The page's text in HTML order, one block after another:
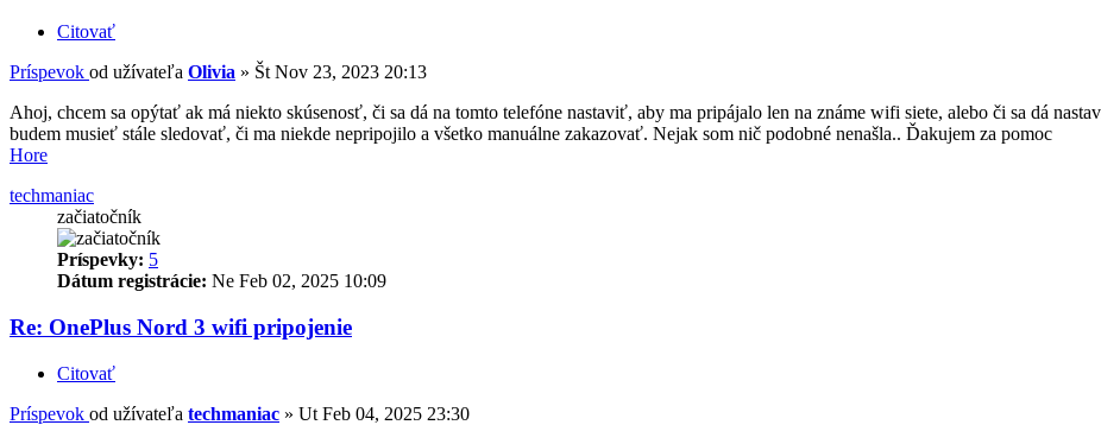
Citovať
Príspevok od užívateľa Olivia » Št Nov 23, 2023 20:13
Ahoj, chcem sa opýtať ak má niekto skúsenosť, či sa dá na tomto telefóne nastaviť, aby ma pripájalo len na známe wifi siete, alebo či sa dá
budem musieť stále sledovať, či ma niekde nepripojilo a všetko manuálne zakazovať. Nejak som nič podobné nenašla.. Ďakujem za pomoc
Hore
techmaniac
začiatočník
Príspevky: 5
Dátum registrácie: Ne Feb 02, 2025 10:09
Re: OnePlus Nord 3 wifi pripojenie
Citovať
Príspevok od užívateľa techmaniac » Ut Feb 04, 2025 23:30